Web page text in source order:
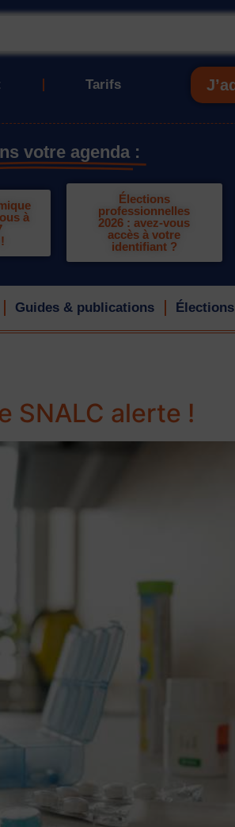
Tarifs
votre agenda :
à
Élections
professionnelles
2026 : avez-vous
accès à votre
identifiant ?
Guides & publications
SNALC alerte !